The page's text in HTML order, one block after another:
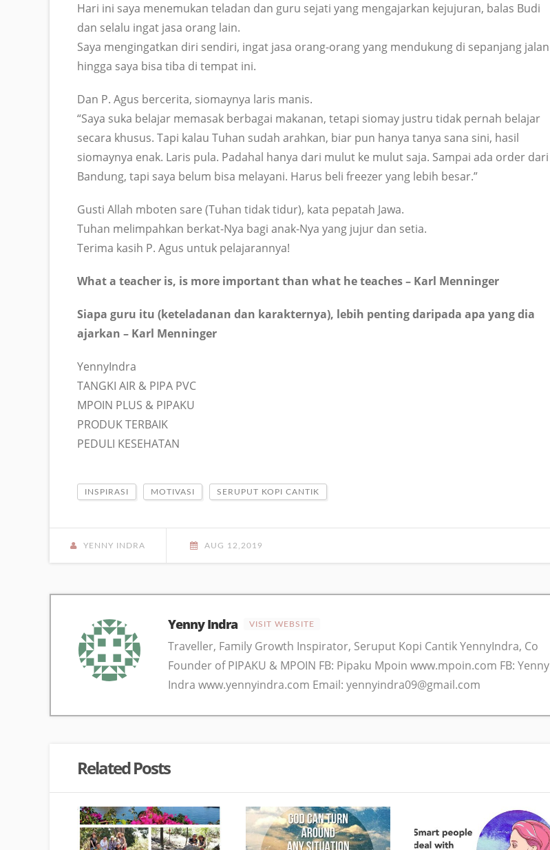
Hari ini saya menemukan teladan dan guru sejati yang mengajarkan kejujuran, balas Budi
dan selalu ingat jasa orang lain.
Saya mengingatkan diri sendiri, ingat jasa orang-orang yang mendukung di sepanjang jalan
hingga saya bisa tiba di tempat ini.
Dan P. Agus bercerita, siomaynya laris manis.
“Saya suka belajar memasak berbagai makanan, tetapi siomay justru tidak pernah belajar
secara khusus. Tapi kalau Tuhan sudah arahkan, biar pun hanya tanya sana sini, hasil
siomaynya enak. Laris pula. Padahal hanya dari mulut ke mulut saja. Sampai ada order dari
Bandung, tapi saya belum bisa melayani. Harus beli freezer yang lebih besar.”
Gusti Allah mboten sare (Tuhan tidak tidur), kata pepatah Jawa.
Tuhan melimpahkan berkat-Nya bagi anak-Nya yang jujur dan setia.
Terima kasih P. Agus untuk pelajarannya!
What a teacher is, is more important than what he teaches – Karl Menninger
Siapa guru itu (keteladanan dan karakternya), lebih penting daripada apa yang dia
ajarkan – Karl Menninger
YennyIndra
TANGKI AIR & PIPA PVC
MPOIN PLUS & PIPAKU
PRODUK TERBAIK
PEDULI KESEHATAN
INSPIRASI MOTIVASI SERUPUT KOPI CANTIK
YENNY INDRA AUG 12,2019
Yenny Indra VISIT WEBSITE
Traveller, Family Growth Inspirator, Seruput Kopi Cantik YennyIndra, Co
Founder of PIPAKU & MPOIN FB: Pipaku Mpoin www.mpoin.com FB: Yenny
Indra www.yennyindra.com Email: yennyindra09@gmail.com
Related Posts